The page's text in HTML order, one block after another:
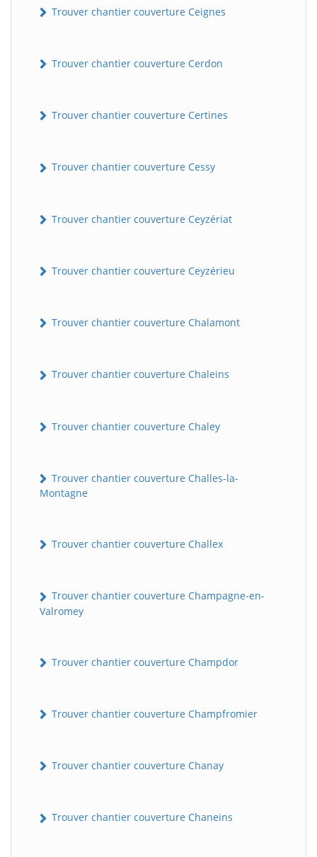
Trouver chantier couverture Ceignes
Trouver chantier couverture Cerdon
Trouver chantier couverture Certines
Trouver chantier couverture Cessy
Trouver chantier couverture Ceyzériat
Trouver chantier couverture Ceyzérieu
Trouver chantier couverture Chalamont
Trouver chantier couverture Chaleins
Trouver chantier couverture Chaley
Trouver chantier couverture Challes-la-
Montagne
Trouver chantier couverture Challex
Trouver chantier couverture Champagne-en-
Valromey
Trouver chantier couverture Champdor
Trouver chantier couverture Champfromier
Trouver chantier couverture Chanay
Trouver chantier couverture Chaneins